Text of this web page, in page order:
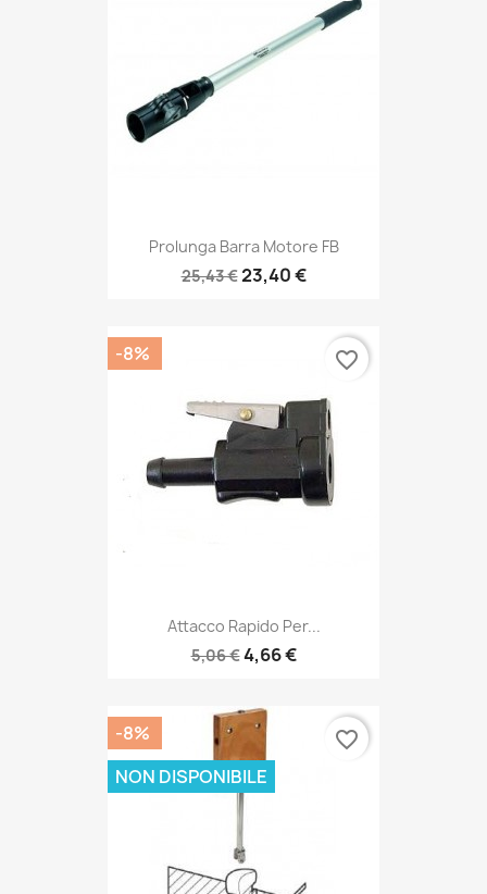
Prolunga Barra Motore FB
25,43 €23,40 €
Attacco Rapido Per...
5,06 €4,66 €
-8% favorite_border
-8%
NON DISPONIBILE
favorite_border